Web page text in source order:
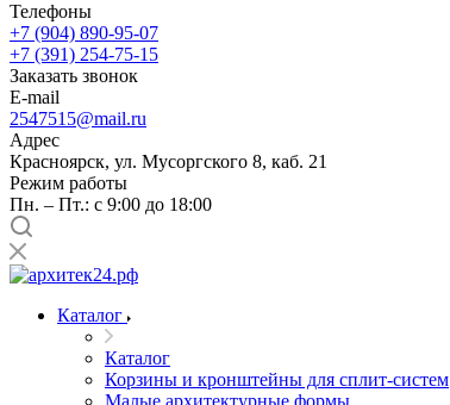
Телефоны
+7 (904) 890-95-07
+7 (391) 254-75-15
Заказать звонок
E-mail
2547515@mail.ru
Адрес
Красноярск, ул. Мусоргского 8, каб. 21
Режим работы
Пн. – Пт.: с 9:00 до 18:00
Каталог
Каталог
Корзины и кронштейны для сплит-систем
Малые архитектурные формы